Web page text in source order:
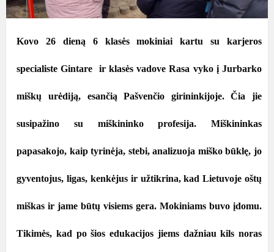
Kovo 26 dieną 6 klasės mokiniai kartu su karjeros
specialiste Gintare ir klasės vadove Rasa vyko į Jurbarko
miškų urėdiją, esančią Pašvenčio girininkijoje. Čia jie
susipažino su miškininko profesija. Miškininkas
papasakojo, kaip tyrinėja, stebi, analizuoja miško būklę, jo
gyventojus, ligas, kenkėjus ir užtikrina, kad Lietuvoje oštų
miškas ir jame būtų visiems gera. Mokiniams buvo įdomu.
Tikimės, kad po šios edukacijos jiems dažniau kils noras